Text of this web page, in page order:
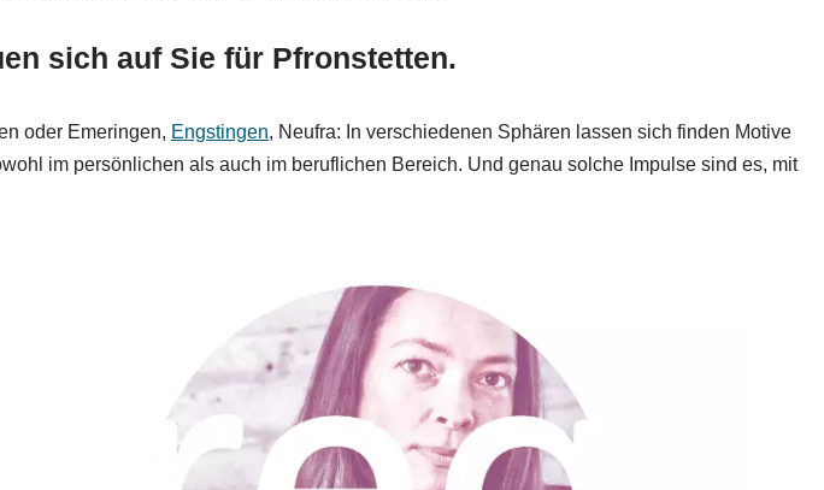
sich auf Sie für Pfronstetten.
oder Emeringen, Engstingen, Neufra: In verschiedenen Sphären lassen sich finden Motive
im persönlichen als auch im beruflichen Bereich. Und genau solche Impulse sind es, mit